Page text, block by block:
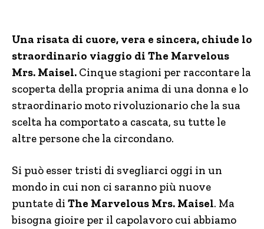
Una risata di cuore, vera e sincera, chiude lo
straordinario viaggio di The Marvelous
Mrs. Maisel. Cinque stagioni per raccontare la
scoperta della propria anima di una donna e lo
straordinario moto rivoluzionario che la sua
scelta ha comportato a cascata, su tutte le
altre persone che la circondano.
Si può esser tristi di svegliarci oggi in un
mondo in cui non ci saranno più nuove
puntate di The Marvelous Mrs. Maisel. Ma
bisogna gioire per il capolavoro cui abbiamo